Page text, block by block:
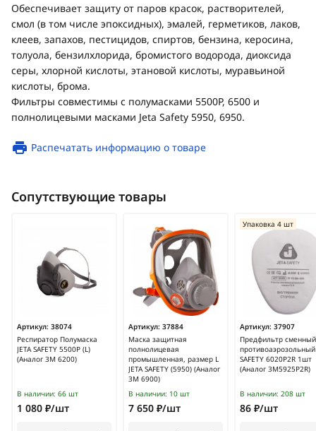
Обеспечивает защиту от паров красок, растворителей,
смол (в том числе эпоксидных), эмалей, герметиков, лаков,
клеев, запахов, пестицидов, спиртов, бензина, керосина,
толуола, бензилхлорида, бромистого водорода, диоксида
серы, хлорной кислоты, этановой кислоты, муравьиной
кислоты, брома.
Фильтры совместимы с полумасками 5500Р, 6500 и
полнолицевыми масками Jeta Safety 5950, 6950.
Распечатать информацию о товаре
Сопутствующие товары
Артикул: 38074
Респиратор Полумаска
JETA SAFETY 5500P (L)
(Аналог 3М 6200)
В наличии: 66 шт
1 080 ₽/шт
Артикул: 37884
Маска защитная
полнолицевая
промышленная, размер L
JETA SAFETY (5950) (Аналог
3M 6900)
В наличии: 10 шт
7 650 ₽/шт
Артикул: 37907
Предфильтр сменный
противоаэрозольный
SAFETY 6020P2R 1шт
(Аналог 3М5925P2R)
Упаковка 4 шт
В наличии: 208 шт
86 ₽/шт